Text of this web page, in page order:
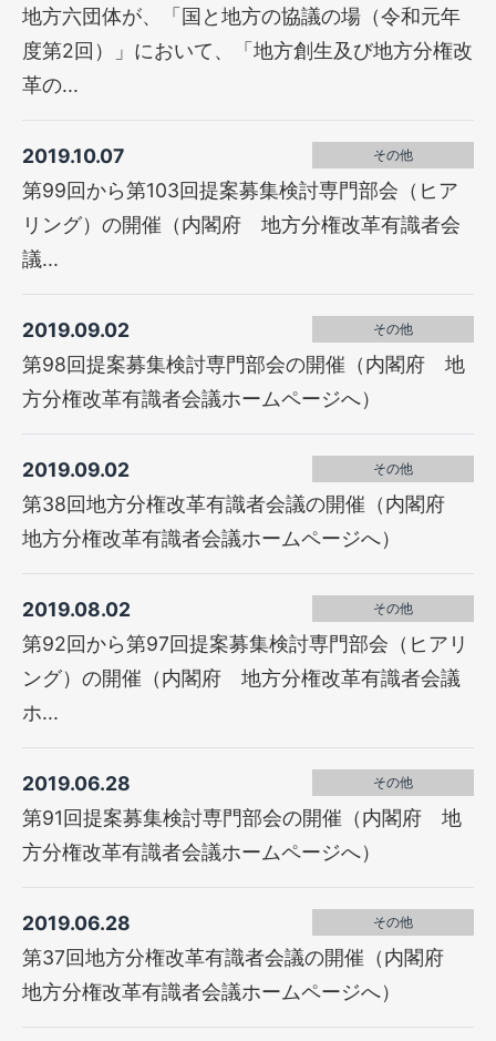
地方六団体が、「国と地方の協議の場（令和元年
度第2回）」において、「地方創生及び地方分権改
革の...
2019.10.07 その他
第99回から第103回提案募集検討専門部会（ヒア
リング）の開催（内閣府 地方分権改革有識者会
議...
2019.09.02 その他
第98回提案募集検討専門部会の開催（内閣府 地
方分権改革有識者会議ホームページへ）
2019.09.02 その他
第38回地方分権改革有識者会議の開催（内閣府
地方分権改革有識者会議ホームページへ）
2019.08.02 その他
第92回から第97回提案募集検討専門部会（ヒアリ
ング）の開催（内閣府 地方分権改革有識者会議
ホ...
2019.06.28 その他
第91回提案募集検討専門部会の開催（内閣府 地
方分権改革有識者会議ホームページへ）
2019.06.28 その他
第37回地方分権改革有識者会議の開催（内閣府
地方分権改革有識者会議ホームページへ）